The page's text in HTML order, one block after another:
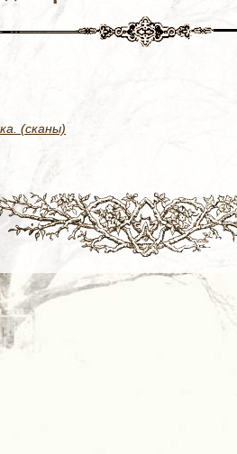
(сканы)